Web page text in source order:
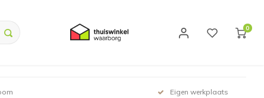
0
Eigen werkplaats